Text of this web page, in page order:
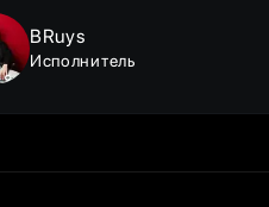
BRuys
Исполнитель